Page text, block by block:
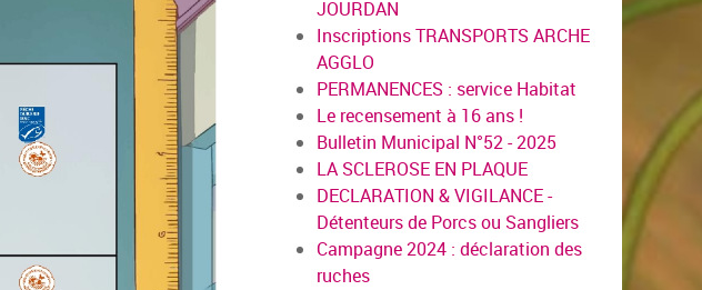
JOURDAN
Inscriptions TRANSPORTS ARCHE
AGGLO
PERMANENCES : service Habitat
Le recensement à 16 ans !
Bulletin Municipal N°52 - 2025
LA SCLEROSE EN PLAQUE
DECLARATION & VIGILANCE -
Détenteurs de Porcs ou Sangliers
Campagne 2024 : déclaration des
ruches